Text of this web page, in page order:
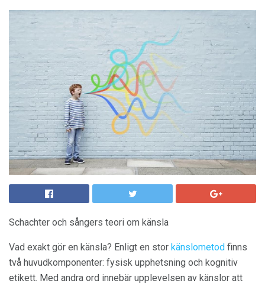
Schachter och sångers teori om känsla
Vad exakt gör en känsla? Enligt en stor känslometod finns
två huvudkomponenter: fysisk upphetsning och kognitiv
etikett. Med andra ord innebär upplevelsen av känslor att